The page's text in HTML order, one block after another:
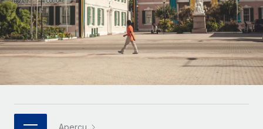
INFRASTRUCTURE
Intégration Remote
Intégrez vos RH aux flux de travail en toute simplicité
Des fonctions RH clés intégrées pour votre équipe
Connectez n'importe quel outil d’IA à Remote grâce à
Des solutions agiles et internationales pour les RH et la
paie des entreprises en pleine croissance
Entreprises intermédiaires
Développez vos équipes avec des solutions RH sur
Entreprise
Les RH à l’international pour les grandes entreprises
APPRENDRE AVEC REMOTE
Recherche et guides
Checklists et modèles
Español
Italiano
Português (Portugal)
日本語